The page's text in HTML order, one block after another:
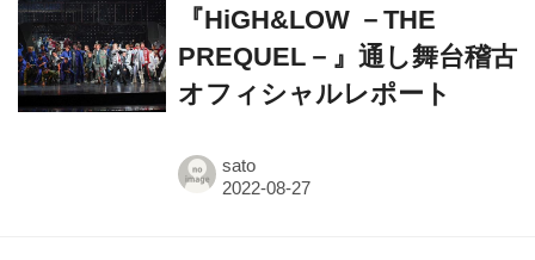
『HiGH&LOW －THE
PREQUEL－』通し舞台稽古
オフィシャルレポート
sato